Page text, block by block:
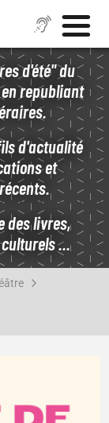
d'été" du
republiant
d'actualité
et
des livres,
...